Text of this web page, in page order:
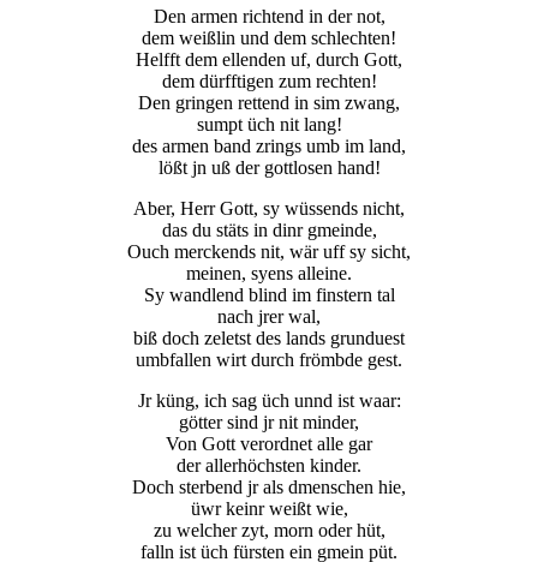
Den armen richtend in der not,
dem weißlin und dem schlechten!
Helfft dem ellenden uf, durch Gott,
dem dürfftigen zum rechten!
Den gringen rettend in sim zwang,
sumpt üch nit lang!
des armen band zrings umb im land,
lößt jn uß der gottlosen hand!
Aber, Herr Gott, sy wüssends nicht,
das du stäts in dinr gmeinde,
Ouch merckends nit, wär uff sy sicht,
meinen, syens alleine.
Sy wandlend blind im finstern tal
nach jrer wal,
biß doch zeletst des lands grunduest
umbfallen wirt durch frömbde gest.
Jr küng, ich sag üch unnd ist waar:
götter sind jr nit minder,
Von Gott verordnet alle gar
der allerhöchsten kinder.
Doch sterbend jr als dmenschen hie,
üwr keinr weißt wie,
zu welcher zyt, morn oder hüt,
falln ist üch fürsten ein gmein püt.
Funktionsweise